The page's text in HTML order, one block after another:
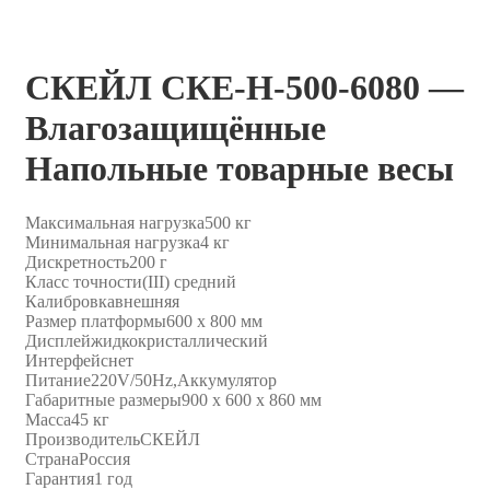
СКЕЙЛ СКЕ-Н-500-6080 —
Влагозащищённые
Напольные товарные весы
Максимальная нагрузка500 кг
Минимальная нагрузка4 кг
Дискретность200 г
Класс точности(III) средний
Калибровкавнешняя
Размер платформы600 х 800 мм
Дисплейжидкокристаллический
Интерфейснет
Питание220V/50Hz,Аккумулятор
Габаритные размеры900 х 600 х 860 мм
Масса45 кг
ПроизводительСКЕЙЛ
СтранаРоссия
Гарантия1 год